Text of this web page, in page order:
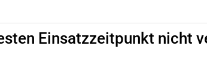
Einsatzzeitpunkt nicht